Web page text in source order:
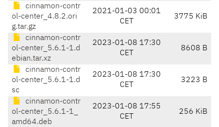
cinnamon-contr
ol-center_4.8.2.ori
g.tar.gz
2021-01-03 00:01
CET
3775 KiB
cinnamon-contr
ol-center_5.6.1-1.d
ebian.tar.xz
2023-01-08 17:30
CET
8608 B
cinnamon-contr
ol-center_5.6.1-1.d
sc
2023-01-08 17:30
CET
3223 B
cinnamon-contr
ol-center_5.6.1-1_
amd64.deb
2023-01-08 17:55
CET
256 KiB